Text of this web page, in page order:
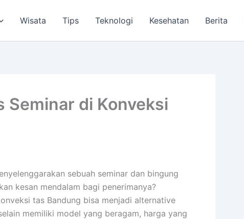
Wisata Tips Teknologi Kesehatan Berita
Seminar di Konveksi
sebuah seminar dan bingung
kesan mendalam bagi penerimanya?
tas Bandung bisa menjadi alternative
memiliki model yang beragam, harga yang